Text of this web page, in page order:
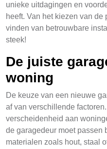
unieke uitdagingen en
heeft. Van het kiezen van de
vinden van betrouwbare
steek!
De juiste
woning
De keuze van een nieuwe
af van verschillende
verscheidenheid aan
de garagedeur moet passen
materialen zoals hout, staal